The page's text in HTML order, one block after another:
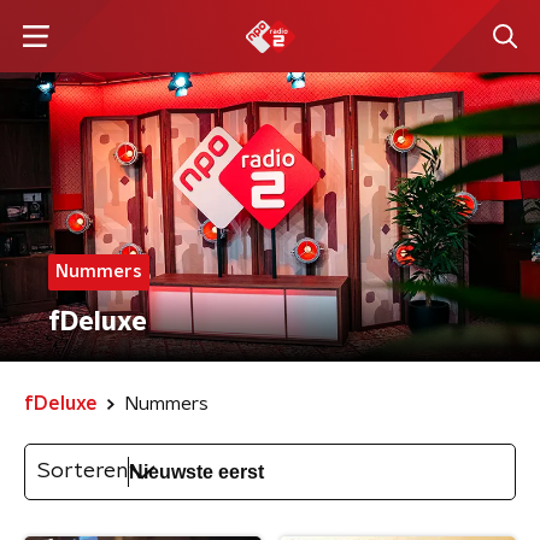
Nummers
fDeluxe
fDeluxe Nummers
Sorteren